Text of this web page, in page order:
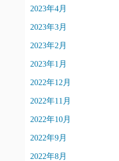
2023年4月
2023年3月
2023年2月
2023年1月
2022年12月
2022年11月
2022年10月
2022年9月
2022年8月